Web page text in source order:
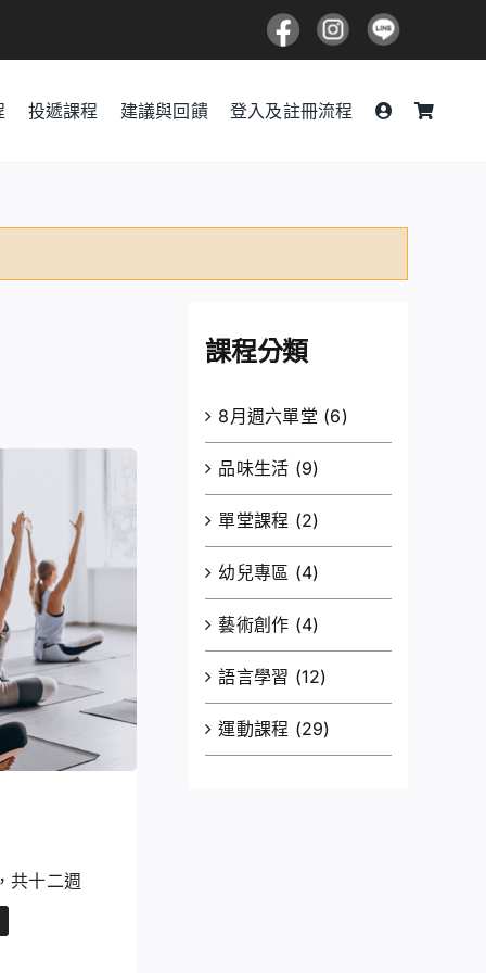
投遞課程 建議與回饋 登入及註冊流程
共十二週
課程分類
8月週六單堂 (6)
品味生活 (9)
單堂課程 (2)
幼兒專區 (4)
藝術創作 (4)
語言學習 (12)
運動課程 (29)